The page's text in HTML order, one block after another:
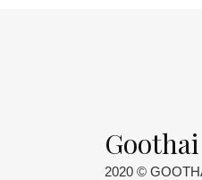
Goothai
2020 ©